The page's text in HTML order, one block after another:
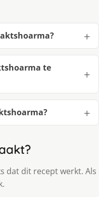
te
dat dit recept werkt. Als